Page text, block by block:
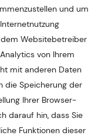
und um
Websitebetreiber
von Ihrem
mit anderen Daten
die Speicherung der
Ihrer Browser-
darauf hin, dass Sie
Funktionen dieser